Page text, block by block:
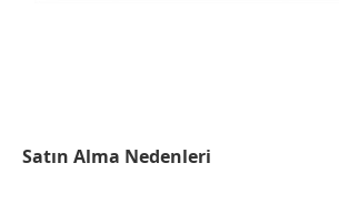
Satın Alma Nedenleri